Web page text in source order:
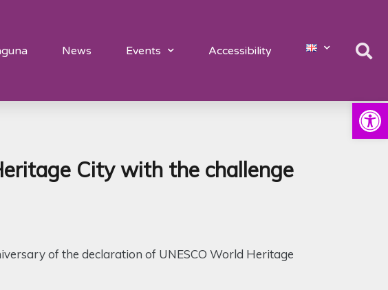
News Events Accessibility
City with the challenge
of the declaration of UNESCO World Heritage